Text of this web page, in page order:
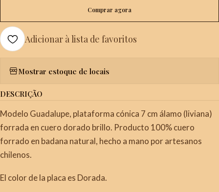
Comprar agora
Adicionar à lista de favoritos
Mostrar estoque de locais
DESCRIÇÃO
Modelo Guadalupe, plataforma cónica 7 cm álamo (liviana)
forrada en cuero dorado brillo. Producto 100% cuero
forrado en badana natural, hecho a mano por artesanos
chilenos.
El color de la placa es Dorada.